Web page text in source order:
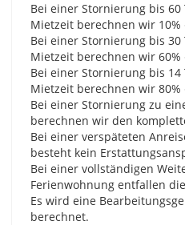
Bei einer Stornierung bis 60
Mietzeit berechnen wir
Bei einer Stornierung bis 30
Mietzeit berechnen wir
Bei einer Stornierung bis 14
Mietzeit berechnen wir
Bei einer Stornierung zu
berechnen wir den
Bei einer verspäteten
besteht kein
Bei einer vollständigen
Ferienwohnung entfallen
Es wird eine
berechnet.